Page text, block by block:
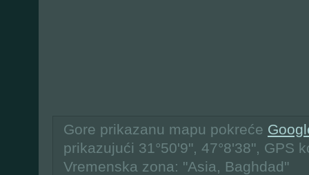
Gore prikazanu mapu pokreće
prikazujući 31°50'9", 47°8'38", GPS
Vremenska zona: "Asia, Baghdad"